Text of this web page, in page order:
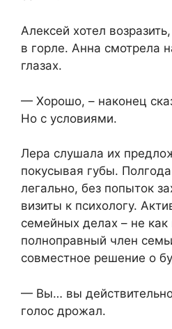
Алексей хотел
в горле. Анна смотрела
глазах.
— Хорошо, – наконец
Но с условиями.
Лера слушала их
покусывая губы.
легально, без попыток
визиты к психологу.
семейных делах – не как
полноправный член
совместное решение о
— Вы… вы действительно
голос дрожал.